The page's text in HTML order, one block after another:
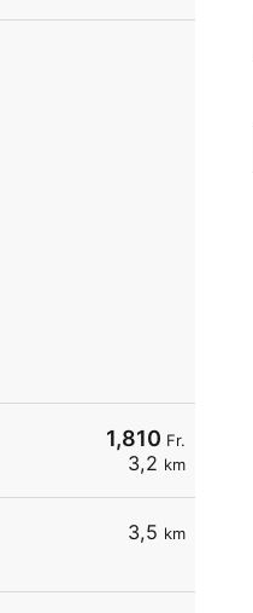
1,810 Fr.
3,2 km
3,5 km